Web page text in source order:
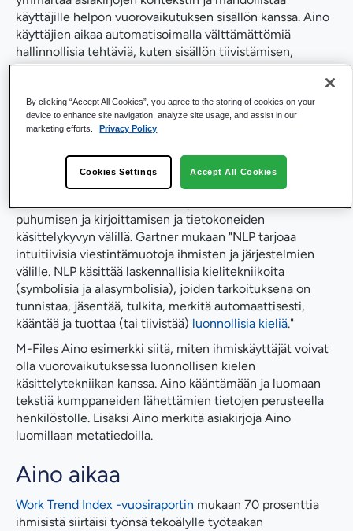
käyttäjille helpon vuorovaikutuksen sisällön kanssa. Aino
käyttäjien aikaa automatisoimalla välttämättömiä
hallinnollisia tehtäviä, kuten sisällön tiivistämisen,
kirjanpitotutkimuksen, tietojen syöttämisen ja paljon
Aino luonnollisen kielen malli helpottaa käyttäjien
vuorovaikutusta sisällön ja alustan kanssa.
Luonnollisen kielen käsittelyn (NLP) etu
NLP-tekniikoiden avulla tietokoneet voivat ymmärtää
puhumisen ja kirjoittamisen ja tietokoneiden
käsittelykyvyn välillä. Gartner mukaan "NLP tarjoaa
intuitiivisia viestintämuotoja ihmisten ja järjestelmien
välille. NLP käsittää laskennallisia kielitekniikoita
(symbolisia ja alasymbolisia), joiden tarkoituksena on
tunnistaa, jäsentää, tulkita, merkitä automaattisesti,
kääntää ja tuottaa (tai tiivistää) luonnollisia kieliä."
M-Files Aino esimerkki siitä, miten ihmiskäyttäjät voivat
olla vuorovaikutuksessa luonnollisen kielen
käsittelytekniikan kanssa. Aino kääntämään ja luomaan
tekstiä kumppaneiden lähettämien tietojen perusteella
henkilöstölle. Lisäksi Aino merkitä asiakirjoja Aino
luomillaan metatiedoilla.
Aino aikaa
Work Trend Index -vuosiraportin mukaan 70 prosenttia
ihmisistä siirtäisi työnsä tekoälylle työtaakan
By clicking “Accept All Cookies”, you agree to the storing of cookies on your
device to enhance site navigation, analyze site usage, and assist in our
marketing efforts.
Privacy Policy
Cookies Settings Accept All Cookies